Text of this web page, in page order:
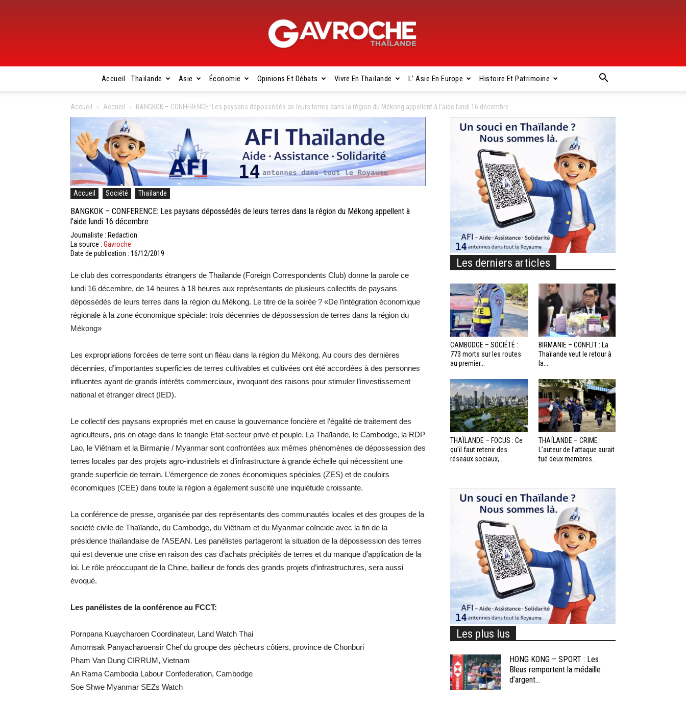
Gavroche
Thaïlande
Accueil Thaïlande Asie Économie Opinions Et Débats Vivre En Thaïlande L’ Asie En Europe Histoire Et Patrimoine
Accueil Accueil BANGKOK – CONFERENCE: Les paysans dépossédés de leurs terres dans la région du Mékong appellent à l’aide lundi 16 décembre
Accueil Société Thaïlande
BANGKOK – CONFERENCE: Les paysans dépossédés de leurs terres dans la région du Mékong appellent à
l’aide lundi 16 décembre
Journaliste : Redaction
La source : Gavroche
Date de publication : 16/12/2019
Le club des correspondants étrangers de Thailande (Foreign Correspondents Club) donne la parole ce
lundi 16 décembre, de 14 heures à 18 heures aux représentants de plusieurs collectifs de paysans
dépossédés de leurs terres dans la région du Mékong. Le titre de la soirée ? «De l’intégration économique
régionale à la zone économique spéciale: trois décennies de dépossession de terres dans la région du
Mékong»
Les expropriations forcées de terre sont un fléau dans la région du Mékong. Au cours des dernières
décennies, d’importantes superficies de terres cultivables et cultivées ont été accordées à des personnes
influentes ayant de grands intérêts commerciaux, invoquant des raisons pour stimuler l’investissement
national et étranger direct (IED).
Le collectif des paysans expropriés met en cause la gouvernance foncière et l’égalité de traitement des
agriculteurs, pris en otage dans le triangle Etat-secteur privé et peuple. La Thaïlande, le Cambodge, la RDP
Lao, le Viêtnam et la Birmanie / Myanmar sont confrontées aux mêmes phénomènes de dépossession des
terres locales par des projets agro-industriels et d’infrastructure à grande échelle qui nécessitent une
grande superficie de terrain. L’émergence de zones économiques spéciales (ZES) et de couloirs
économiques (CEE) dans toute la région a également suscité une inquiétude croissante.
La conférence de presse, organisée par des représentants des communautés locales et des groupes de la
société civile de Thaïlande, du Cambodge, du Viêtnam et du Myanmar coïncide avec la fin de la
présidence thaïlandaise de l’ASEAN. Les panélistes partageront la situation de la dépossession des terres
qui est devenue une crise en raison des cas d’achats précipités de terres et du manque d’application de la
loi. Le rôle préoccupant de la Chine, bailleur de fonds des grands projets d’infrastructures, sera aussi
évoqué.
Les panélistes de la conférence au FCCT:
Pornpana Kuaycharoen Coordinateur, Land Watch Thai
Amornsak Panyacharoensir Chef du groupe des pêcheurs côtiers, province de Chonburi
Pham Van Dung CIRRUM, Vietnam
An Rama Cambodia Labour Confederation, Cambodge
Soe Shwe Myanmar SEZs Watch
Les derniers articles
CAMBODGE – SOCIÉTÉ :
773 morts sur les routes
au premier...
BIRMANIE – CONFLIT : La
Thaïlande veut le retour à
la...
THAÏLANDE – FOCUS : Ce
qu’il faut retenir des
réseaux sociaux,...
THAÏLANDE – CRIME :
L’auteur de l’attaque aurait
tué deux membres...
Les plus lus
HONG KONG – SPORT : Les
Bleus remportent la médaille
d’argent...